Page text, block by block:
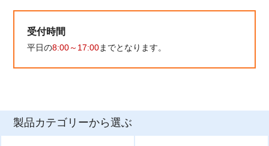
受付時間
平日の8:00～17:00までとなります。
製品カテゴリーから選ぶ